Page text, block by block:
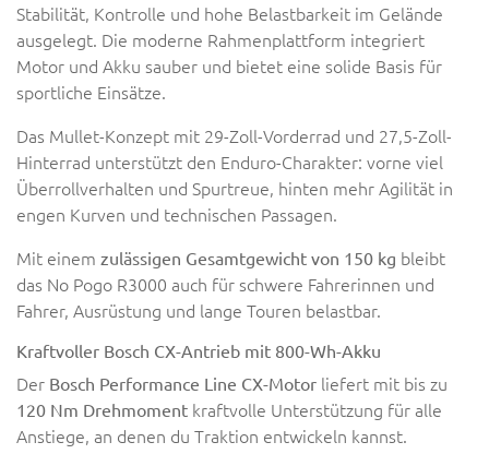
Stabilität, Kontrolle und hohe Belastbarkeit im Gelände
ausgelegt. Die moderne Rahmenplattform integriert
Motor und Akku sauber und bietet eine solide Basis für
sportliche Einsätze.
Das Mullet-Konzept mit 29-Zoll-Vorderrad und 27,5-Zoll-
Hinterrad unterstützt den Enduro-Charakter: vorne viel
Überrollverhalten und Spurtreue, hinten mehr Agilität in
engen Kurven und technischen Passagen.
Mit einem zulässigen Gesamtgewicht von 150 kg bleibt
das No Pogo R3000 auch für schwere Fahrerinnen und
Fahrer, Ausrüstung und lange Touren belastbar.
Kraftvoller Bosch CX-Antrieb mit 800-Wh-Akku
Der Bosch Performance Line CX-Motor liefert mit bis zu
120 Nm Drehmoment kraftvolle Unterstützung für alle
Anstiege, an denen du Traktion entwickeln kannst.